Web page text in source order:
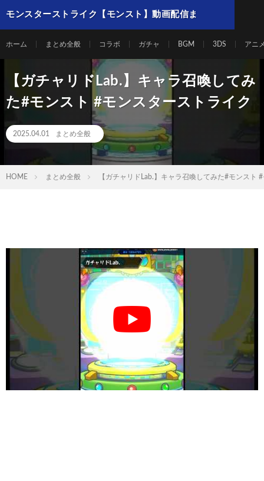
モンスターストライク【モンスト】動画配信ま
ホーム まとめ全般 コラボ ガチャ BGM 3DS アニ
【ガチャリドLab.】キャラ召喚してみ
た#モンスト #モンスターストライク
2025.04.01 まとめ全般
HOME まとめ全般 【ガチャリドLab.】キャラ召喚してみた#モンスト